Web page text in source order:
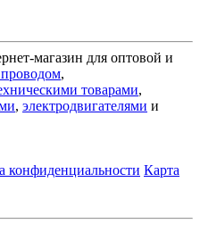
магазин для оптовой и
,
товарами,
, электродвигателями и
конфиденциальности Карта